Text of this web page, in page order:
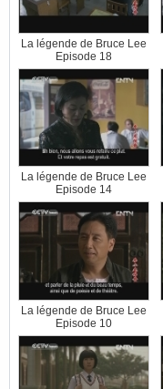
La légende de Bruce Lee
Episode 18
La légende de Bruce Lee
Episode 14
La légende de Bruce Lee
Episode 10